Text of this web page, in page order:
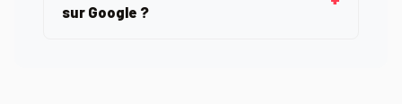
sur Google ?